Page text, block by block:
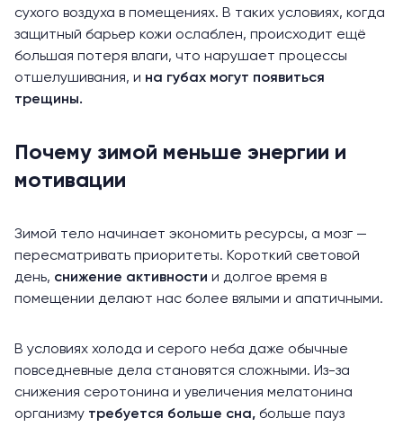
сухого воздуха в помещениях. В таких условиях, когда
защитный барьер кожи ослаблен, происходит ещё
большая потеря влаги, что нарушает процессы
отшелушивания, и на губах могут появиться
трещины.
Почему зимой меньше энергии и
мотивации
Зимой тело начинает экономить ресурсы, а мозг —
пересматривать приоритеты. Короткий световой
день, снижение активности и долгое время в
помещении делают нас более вялыми и апатичными.
В условиях холода и серого неба даже обычные
повседневные дела становятся сложными. Из-за
снижения серотонина и увеличения мелатонина
организму требуется больше сна, больше пауз